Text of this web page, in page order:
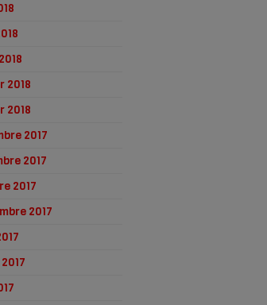
2018
2018
2017
2017
2017
2017